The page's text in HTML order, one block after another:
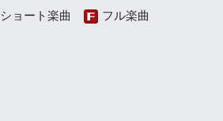
ショート楽曲 フル楽曲